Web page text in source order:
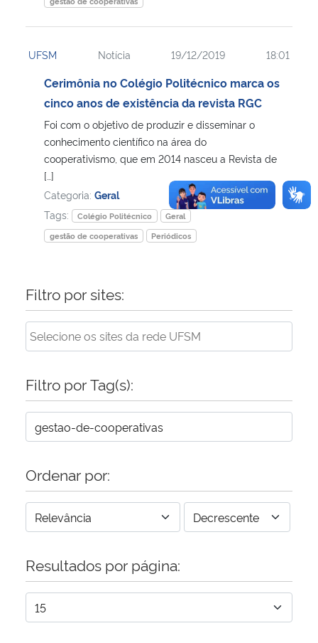
UFSM Notícia 19/12/2019 18:01
Cerimônia no Colégio Politécnico marca os
cinco anos de existência da revista RGC
Foi com o objetivo de produzir e disseminar o
conhecimento científico na área do
cooperativismo, que em 2014 nasceu a Revista de
[…]
Categoria: Geral
Tags:
Colégio Politécnico
Geral
gestão de cooperativas
Periódicos
Filtro por sites:
Filtro por Tag(s):
Ordenar por:
Resultados por página: